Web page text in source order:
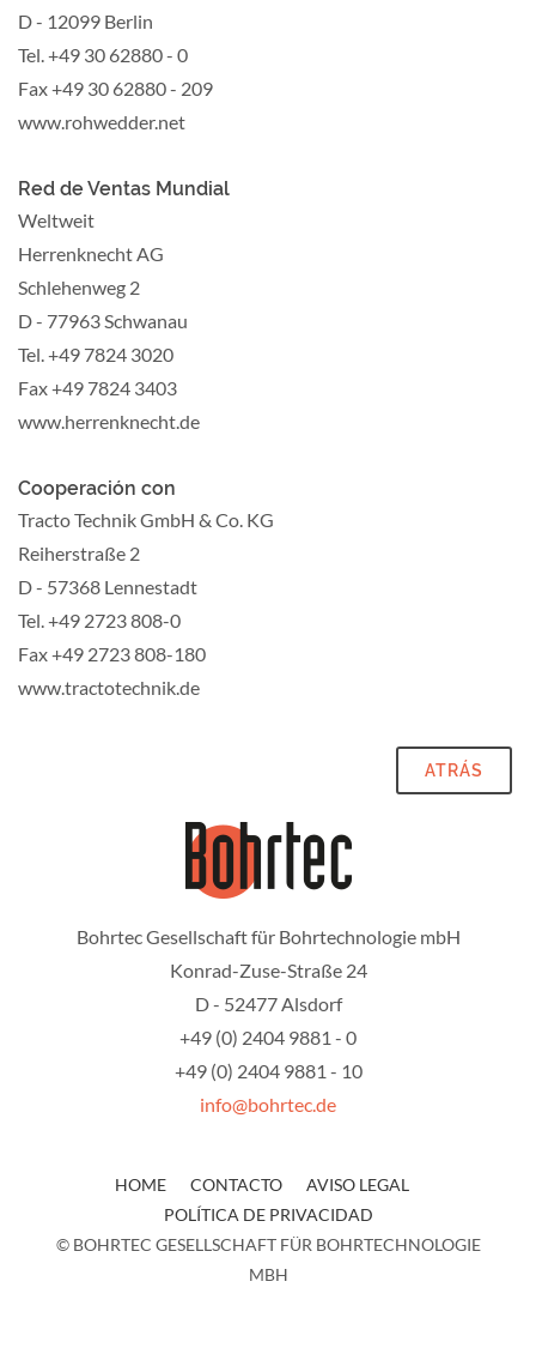
D - 12099 Berlin
Tel. +49 30 62880 - 0
Fax +49 30 62880 - 209
www.rohwedder.net
Red de Ventas Mundial
Weltweit
Herrenknecht AG
Schlehenweg 2
D - 77963 Schwanau
Tel. +49 7824 3020
Fax +49 7824 3403
www.herrenknecht.de
Cooperación con
Tracto Technik GmbH & Co. KG
Reiherstraße 2
D - 57368 Lennestadt
Tel. +49 2723 808-0
Fax +49 2723 808-180
www.tractotechnik.de
ATRÁS
Bohrtec Gesellschaft für Bohrtechnologie mbH
Konrad-Zuse-Straße 24
D - 52477 Alsdorf
+49 (0) 2404 9881 - 0
+49 (0) 2404 9881 - 10
info@bohrtec.de
HOME CONTACTO
AVISO LEGAL
POLÍTICA DE PRIVACIDAD
© BOHRTEC GESELLSCHAFT FÜR BOHRTECHNOLOGIE
MBH